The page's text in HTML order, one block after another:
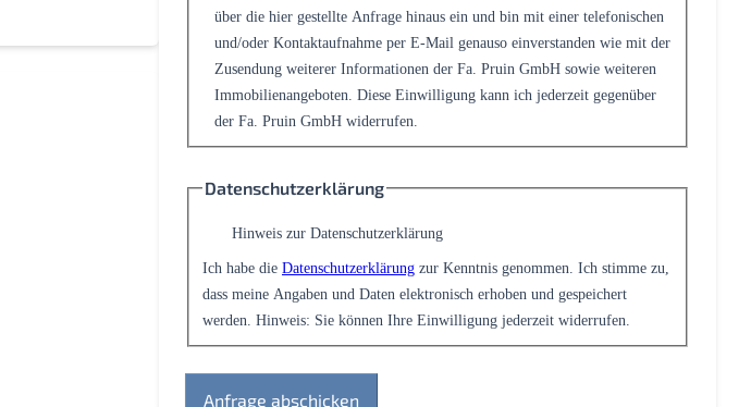
über die hier gestellte Anfrage hinaus ein und bin mit einer telefonischen
und/oder Kontaktaufnahme per E-Mail genauso einverstanden wie mit der
Zusendung weiterer Informationen der Fa. Pruin GmbH sowie weiteren
Immobilienangeboten. Diese Einwilligung kann ich jederzeit gegenüber
der Fa. Pruin GmbH widerrufen.
Datenschutzerklärung
Hinweis zur Datenschutzerklärung
Ich habe die Datenschutzerklärung zur Kenntnis genommen. Ich stimme zu,
dass meine Angaben und Daten elektronisch erhoben und gespeichert
werden. Hinweis: Sie können Ihre Einwilligung jederzeit widerrufen.